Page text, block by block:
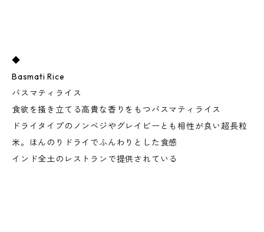
◆
Basmati Rice
バスマティライス
食欲を掻き立てる高貴な香りをもつバスマティライス
ドライタイプのノンベジやグレイビーとも相性が良い超長粒
米。ほんのりドライでふんわりとした食感
インド全土のレストランで提供されている